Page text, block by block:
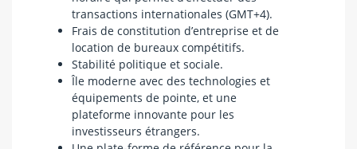
transactions internationales (GMT+4).
Frais de constitution d’entreprise et de
location de bureaux compétitifs.
Stabilité politique et sociale.
Île moderne avec des technologies et
équipements de pointe, et une
plateforme innovante pour les
investisseurs étrangers.